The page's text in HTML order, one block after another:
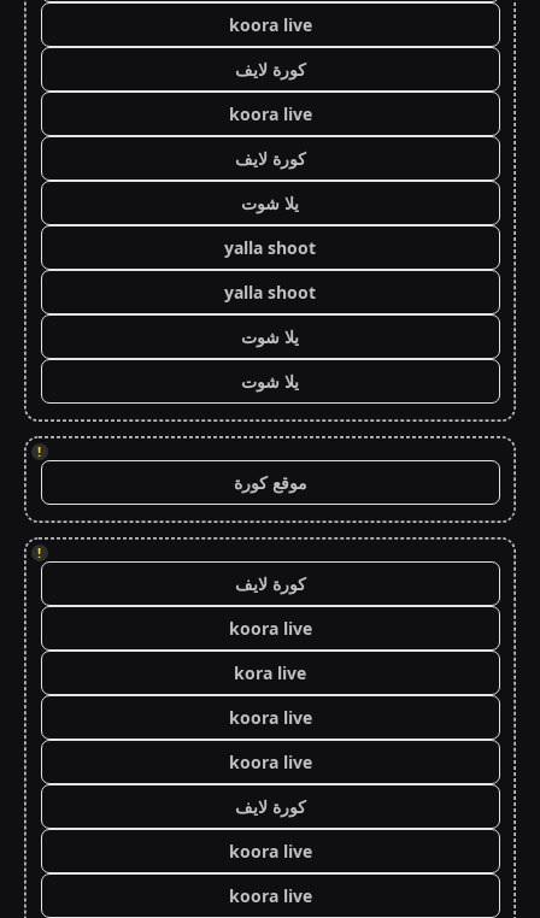
koora live
كورة لايف
koora live
كورة لايف
يلا شوت
yalla shoot
yalla shoot
يلا شوت
يلا شوت
!
موقع كورة
!
كورة لايف
koora live
kora live
koora live
koora live
كورة لايف
koora live
koora live